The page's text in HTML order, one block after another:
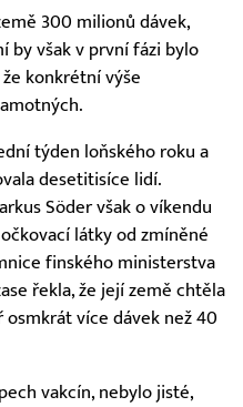
300 milionů dávek,
by však v první fázi bylo
konkrétní výše
týden loňského roku a
desetitisíce lidí.
Söder však o víkendu
látky od zmíněné
finského ministerstva
řekla, že její země chtěla
více dávek než 40
vakcín, nebylo jisté,